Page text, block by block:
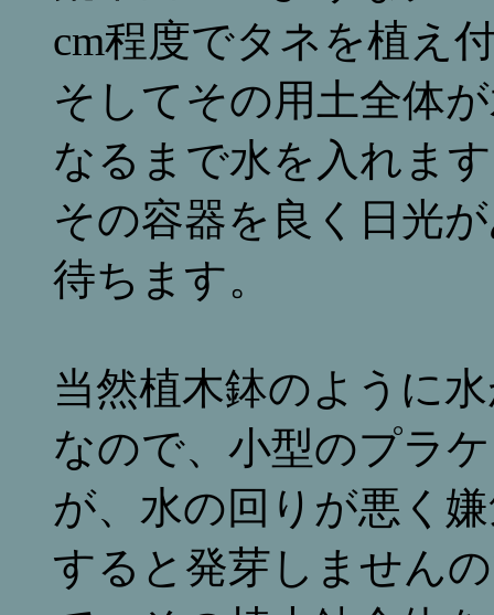
cm程度でタネを植え
そしてその用土全体
なるまで水を入れま
その容器を良く日光
待ちます。
当然植木鉢のように
なので、小型のプラ
が、水の回りが悪く
すると発芽しません